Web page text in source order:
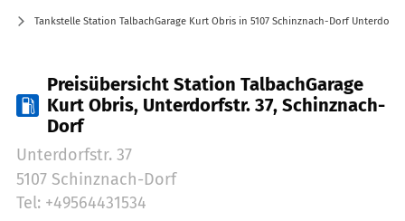
Tankstelle Station TalbachGarage Kurt Obris in 5107 Schinznach-Dorf
Preisübersicht Station TalbachGarage
Kurt Obris, Unterdorfstr. 37, Schinznach-
Dorf
Unterdorfstr. 37
5107 Schinznach-Dorf
Tel: +49564431534